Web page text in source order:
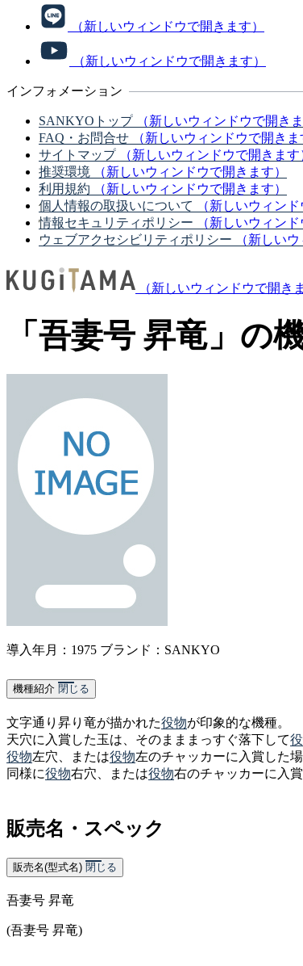
（新しいウィンドウで開きます）
（新しいウィンドウで開きます）
インフォメーション
SANKYOトップ
（新しいウィンドウで開きま
FAQ・お問合せ
（新しいウィンドウで開きま
サイトマップ
（新しいウィンドウで開きます
推奨環境
（新しいウィンドウで開きます）
利用規約
（新しいウィンドウで開きます）
個人情報の取扱いについて
（新しいウィン
情報セキュリティポリシー
（新しいウィン
ウェブアクセシビリティポリシー
（新しい
（新しいウィンドウで開き
「吾妻号 昇竜」の
導入年月：1975 ブランド：SANKYO
機種紹介 閉じる
文字通り昇り竜が描かれた役物が印象的な機種。
天穴に入賞した玉は、そのまままっすぐ落下して
役物左穴、または役物左のチャッカーに入賞した
同様に役物右穴、または役物右のチャッカーに入
販売名・スペック
販売名(型式名) 閉じる
吾妻号 昇竜
(吾妻号 昇竜)